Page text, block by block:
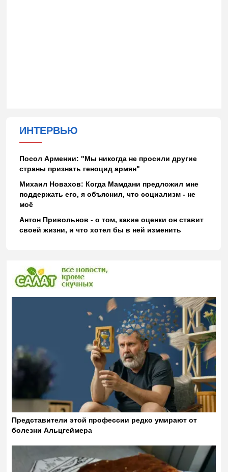
ИНТЕРВЬЮ
Посол Армении: "Мы никогда не просили другие
страны признать геноцид армян"
Михаил Новахов: Когда Мамдани предложил мне
поддержать его, я объяснил, что социализм - не
моё
Антон Привольнов - о том, какие оценки он ставит
своей жизни, и что хотел бы в ней изменить